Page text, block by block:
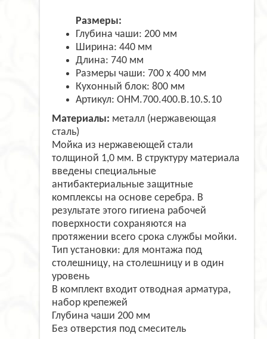
Размеры:
Глубина чаши: 200 мм
Ширина: 440 мм
Длина: 740 мм
Размеры чаши: 700 х 400 мм
Кухонный блок: 800 мм
Артикул: OHM.700.400.В.10.S.10
Материалы: металл (нержавеющая
сталь)
Мойка из нержавеющей стали
толщиной 1,0 мм. В структуру материала
введены специальные
антибактериальные защитные
комплексы на основе серебра. В
результате этого гигиена рабочей
поверхности сохраняются на
протяжении всего срока службы мойки.
Тип установки: для монтажа под
столешницу, на столешницу и в один
уровень
В комплект входит отводная арматура,
набор крепежей
Глубина чаши 200 мм
Без отверстия под смеситель